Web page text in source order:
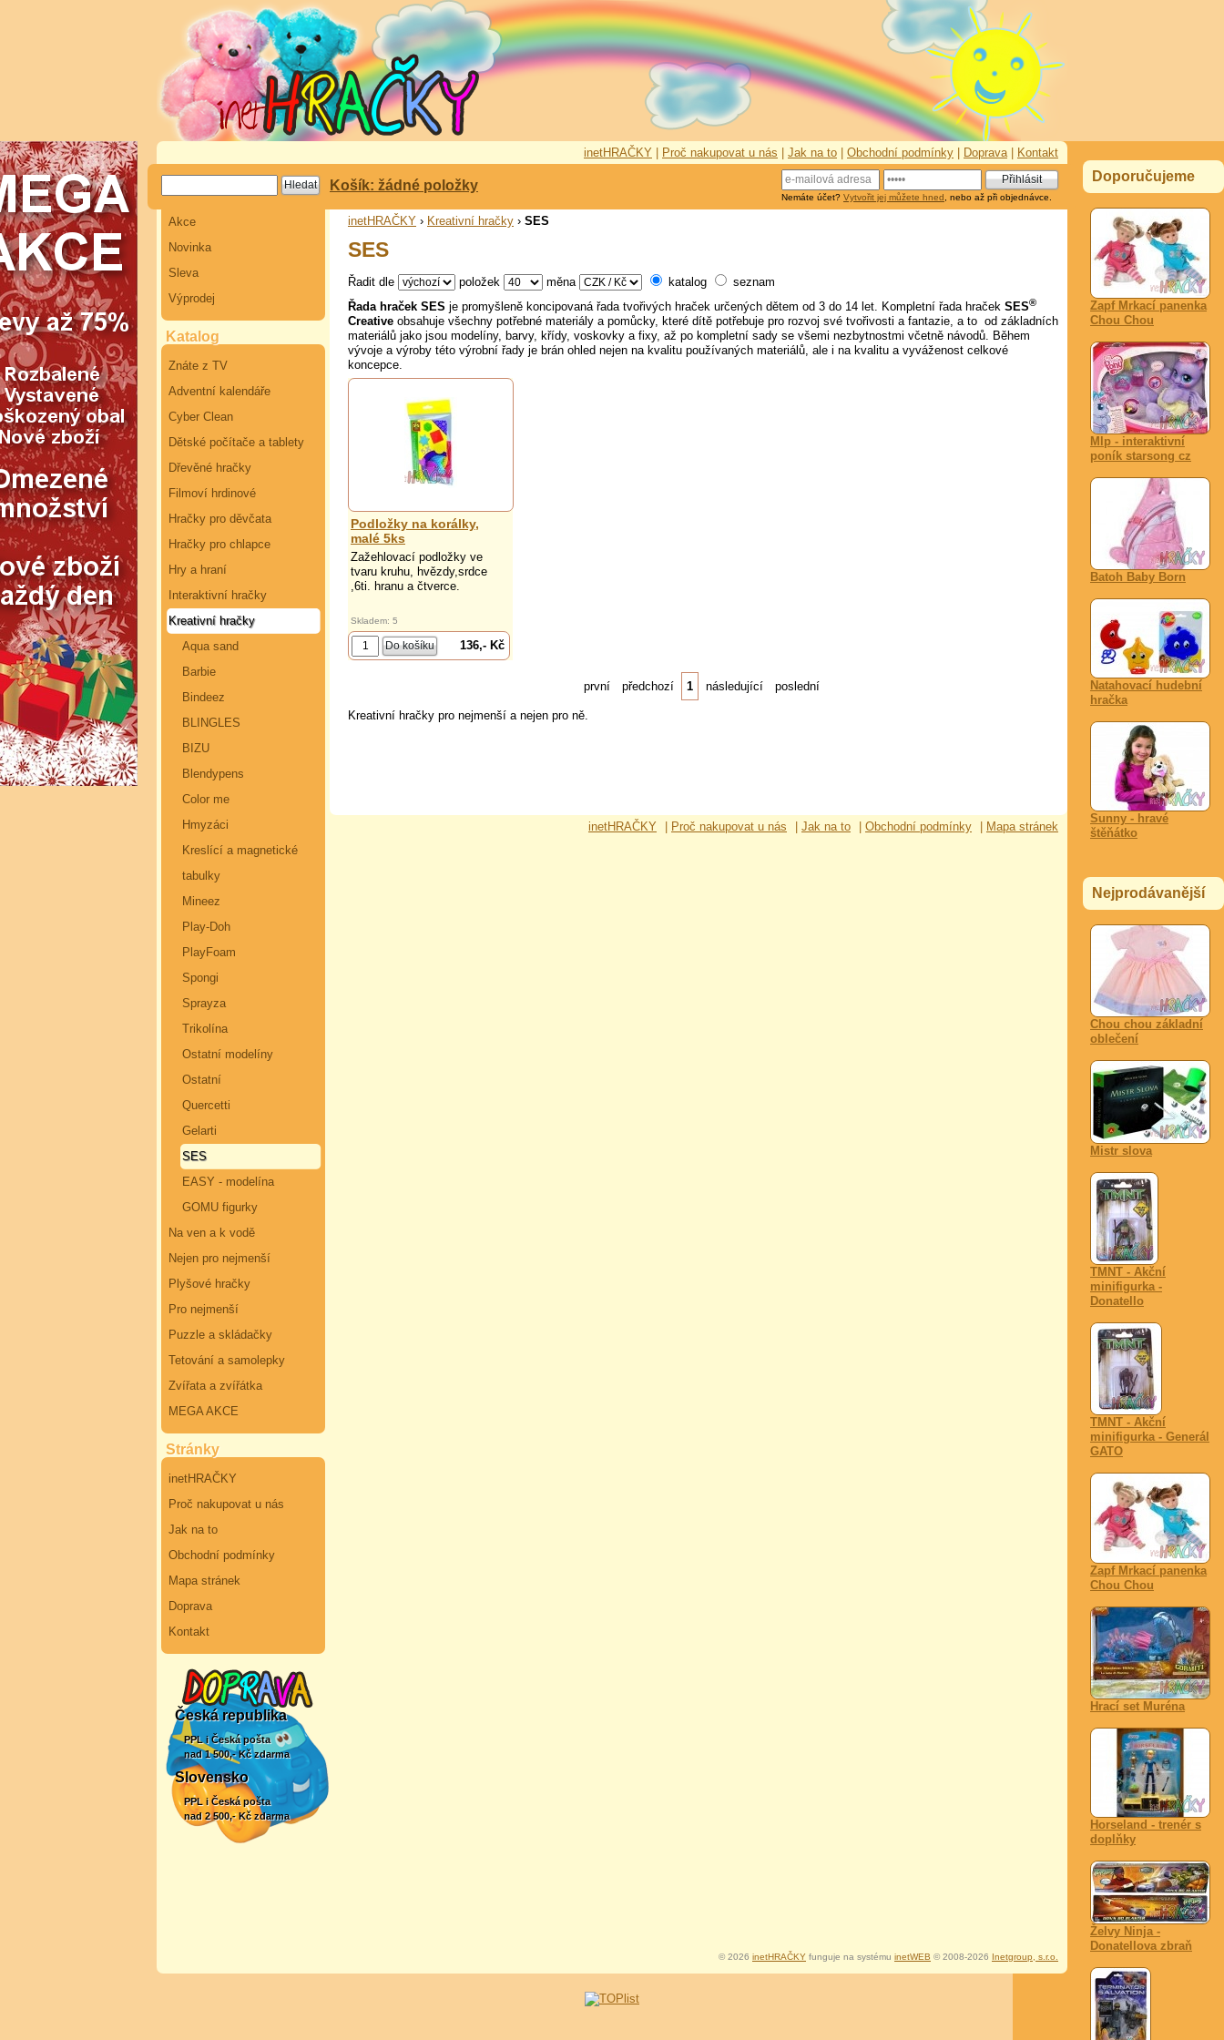
Doporučujeme
Zapf Mrkací panenka
Chou Chou
Mlp - interaktivní
poník starsong cz
Batoh Baby Born
Natahovací hudební
hračka
Sunny - hravé
štěňátko
Nejprodávanější
Chou chou základní
oblečení
Mistr slova
TMNT - Akční
minifigurka -
Donatello
TMNT - Akční
minifigurka - Generál
GATO
Zapf Mrkací panenka
Chou Chou
Hrací set Muréna
Horseland - trenér s
doplňky
Želvy Ninja -
Donatellova zbraň
inetHRAČKY Proč nakupovat u nás Jak na to Obchodní podmínky Doprava| Kontakt
Nemáte účet? Vytvořit jej můžete hned , nebo až při objednávce.
Košík: žádné položky
Akce
Novinka
Sleva
Výprodej
Katalog
Znáte z TV
Adventní kalendáře
Cyber Clean
Dětské počítače a tablety
Dřevěné hračky
Filmoví hrdinové
Hračky pro děvčata
Hračky pro chlapce
Hry a hraní
Interaktivní hračky
Kreativní hračky
Aqua sand
Barbie
Bindeez
BLINGLES
BIZU
Blendypens
Color me
Hmyzáci
Kreslící a magnetické
tabulky
Mineez
Play-Doh
PlayFoam
Spongi
Sprayza
Trikolína
Ostatní modelíny
Ostatní
Quercetti
Gelarti
SES
EASY - modelína
GOMU figurky
Na ven a k vodě
Nejen pro nejmenší
Plyšové hračky
Pro nejmenší
Puzzle a skládačky
Tetování a samolepky
Zvířata a zvířátka
MEGA AKCE
Stránky
inetHRAČKY
Proč nakupovat u nás
Jak na to
Obchodní podmínky
Mapa stránek
Doprava
Kontakt
Česká republika
PPL i Česká pošta
nad 1 500,- Kč zdarma
Slovensko
PPL i Česká pošta
nad 2 500,- Kč zdarma
inetHRAČKY › Kreativní hračky › SES
SES
Řadit dle položek měna katalog
seznam
Řada hraček SES je promyšleně koncipovaná řada tvořivých hraček určených dětem od 3 do 14 let. Kompletní řada hraček SES®
Creative obsahuje všechny potřebné materiály a pomůcky, které dítě potřebuje pro rozvoj své tvořivosti a fantazie, a to od základních
materiálů jako jsou modelíny, barvy, křídy, voskovky a fixy, až po kompletní sady se všemi nezbytnostmi včetně návodů. Během
vývoje a výroby této výrobní řady je brán ohled nejen na kvalitu používaných materiálů, ale i na kvalitu a vyváženost celkové
koncepce.
Podložky na korálky,
malé 5ks
Zažehlovací podložky ve
tvaru kruhu, hvězdy,srdce
,6ti. hranu a čtverce.
Skladem: 5
136,- Kč
první předchozí 1 následující poslední
Kreativní hračky pro nejmenší a nejen pro ně.
inetHRAČKY Proč nakupovat u nás Jak na to Obchodní podmínky Mapa stránek
© 2026 inetHRAČKY funguje na systému inetWEB © 2008-2026 Inetgroup, s.r.o.